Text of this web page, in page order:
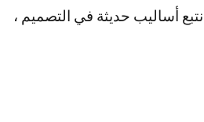
نتبع أساليب حديثة في التصميم ،